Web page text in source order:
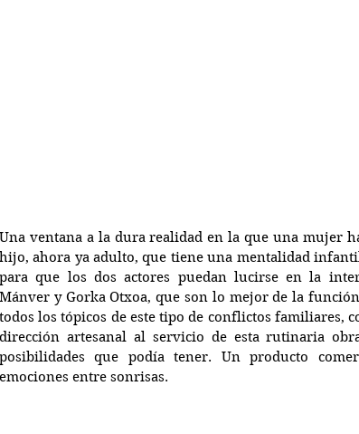
Una ventana a la dura realidad en la que una mujer
hijo, ahora ya adulto, que tiene una mentalidad
para que los dos actores puedan lucirse en la
Mánver y Gorka Otxoa, que son lo mejor de la
todos los tópicos de este tipo de conflictos familiares,
dirección artesanal al servicio de esta rutinaria
posibilidades que podía tener. Un producto
emociones entre sonrisas.